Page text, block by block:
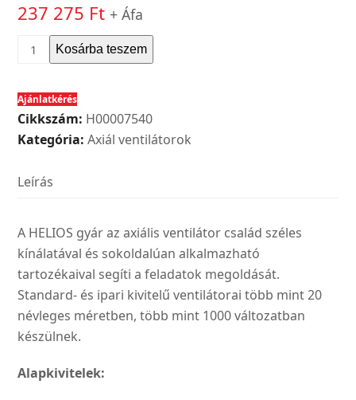
237 275 Ft + Áfa
Helios
HRFW
tip.
ipari
axiálventilátor
karimás
mennyiség
Kosárba teszem
Ajánlatkérés
Cikkszám: H00007540
Kategória: Axiál ventilátorok
Leírás
A HELIOS gyár az axiális ventilátor család széles
kínálatával és sokoldalúan alkalmazható
tartozékaival segíti a feladatok megoldását.
Standard- és ipari kivitelű ventilátorai több mint 20
névleges méretben, több mint 1000 változatban
készülnek.
Alapkivitelek: